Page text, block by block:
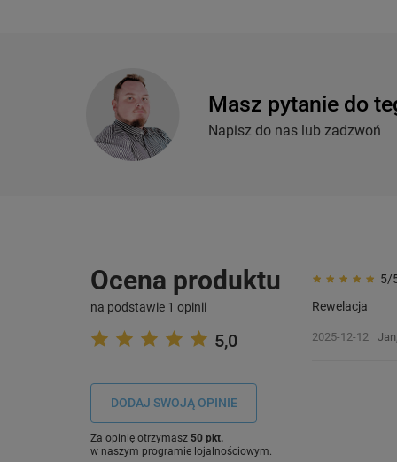
Masz pytanie do
Napisz do nas lub zadzwoń
Ocena produktu
na podstawie 1 opinii
5,0
DODAJ SWOJĄ OPINIE
Za opinię otrzymasz 50 pkt.
w naszym programie lojalnościowym.
5/
Rewelacja
2025-12-12